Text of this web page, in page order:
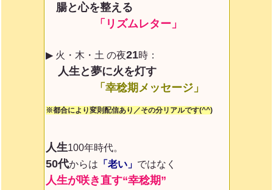
腸と心を整える
「リズムレター」
▶ 火・木・土 の夜21時：
人生と夢に火を灯す
「幸稔期メッセージ」
※都合により変則配信あり／その分リアルです(^^)
人生100年時代。
50代からは 「老い」 ではなく
人生が咲き直す“幸稔期”